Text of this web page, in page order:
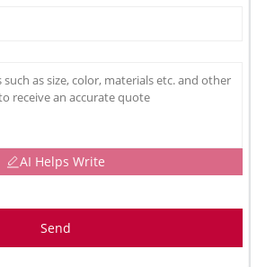
AI Helps Write
Send